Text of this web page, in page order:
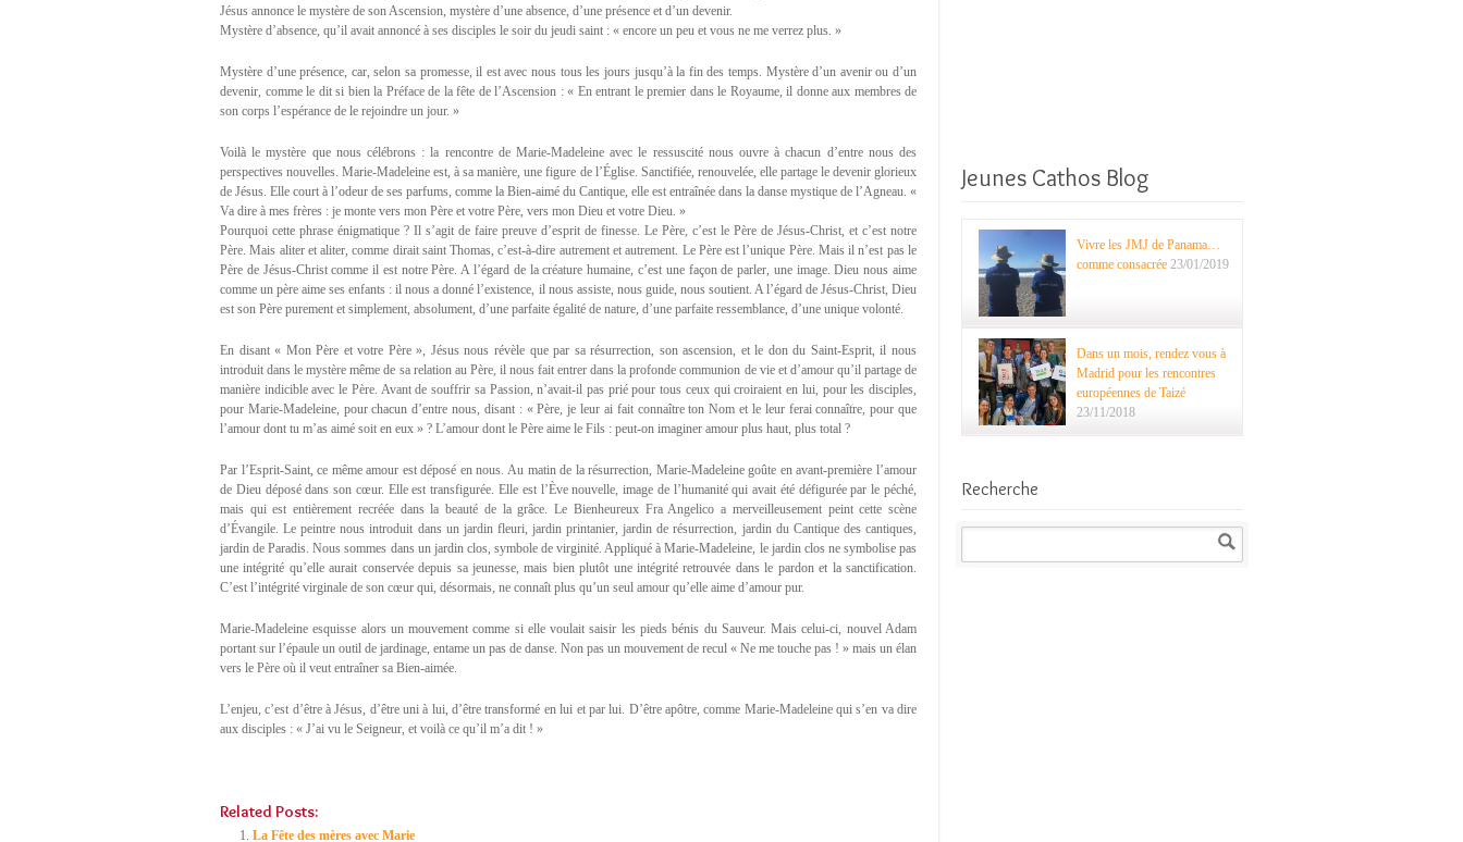
Jésus annonce le mystère de son Ascension, mystère d’une absence, d’une présence et d’un devenir.
Mystère d’absence, qu’il avait annoncé à ses disciples le soir du jeudi saint : « encore un peu et vous ne me verrez plus. »
Mystère d’une présence, car, selon sa promesse, il est avec nous tous les jours jusqu’à la fin des temps. Mystère d’un avenir ou d’un
devenir, comme le dit si bien la Préface de la fête de l’Ascension : « En entrant le premier dans le Royaume, il donne aux membres de
son corps l’espérance de le rejoindre un jour. »
Voilà le mystère que nous célébrons : la rencontre de Marie-Madeleine avec le ressuscité nous ouvre à chacun d’entre nous des
perspectives nouvelles. Marie-Madeleine est, à sa manière, une figure de l’Église. Sanctifiée, renouvelée, elle partage le devenir glorieux
de Jésus. Elle court à l’odeur de ses parfums, comme la Bien-aimé du Cantique, elle est entraînée dans la danse mystique de l’Agneau. «
Va dire à mes frères : je monte vers mon Père et votre Père, vers mon Dieu et votre Dieu. »
Pourquoi cette phrase énigmatique ? Il s’agit de faire preuve d’esprit de finesse. Le Père, c’est le Père de Jésus-Christ, et c’est notre
Père. Mais aliter et aliter, comme dirait saint Thomas, c’est-à-dire autrement et autrement. Le Père est l’unique Père. Mais il n’est pas le
Père de Jésus-Christ comme il est notre Père. A l’égard de la créature humaine, c’est une façon de parler, une image. Dieu nous aime
comme un père aime ses enfants : il nous a donné l’existence, il nous assiste, nous guide, nous soutient. A l’égard de Jésus-Christ, Dieu
est son Père purement et simplement, absolument, d’une parfaite égalité de nature, d’une parfaite ressemblance, d’une unique volonté.
En disant « Mon Père et votre Père », Jésus nous révèle que par sa résurrection, son ascension, et le don du Saint-Esprit, il nous
introduit dans le mystère même de sa relation au Père, il nous fait entrer dans la profonde communion de vie et d’amour qu’il partage de
manière indicible avec le Père. Avant de souffrir sa Passion, n’avait-il pas prié pour tous ceux qui croiraient en lui, pour les disciples,
pour Marie-Madeleine, pour chacun d’entre nous, disant : « Père, je leur ai fait connaître ton Nom et le leur ferai connaître, pour que
l’amour dont tu m’as aimé soit en eux » ? L’amour dont le Père aime le Fils : peut-on imaginer amour plus haut, plus total ?
Par l’Esprit-Saint, ce même amour est déposé en nous. Au matin de la résurrection, Marie-Madeleine goûte en avant-première l’amour
de Dieu déposé dans son cœur. Elle est transfigurée. Elle est l’Ève nouvelle, image de l’humanité qui avait été défigurée par le péché,
mais qui est entièrement recréée dans la beauté de la grâce. Le Bienheureux Fra Angelico a merveilleusement peint cette scène
d’Évangile. Le peintre nous introduit dans un jardin fleuri, jardin printanier, jardin de résurrection, jardin du Cantique des cantiques,
jardin de Paradis. Nous sommes dans un jardin clos, symbole de virginité. Appliqué à Marie-Madeleine, le jardin clos ne symbolise pas
une intégrité qu’elle aurait conservée depuis sa jeunesse, mais bien plutôt une intégrité retrouvée dans le pardon et la sanctification.
C’est l’intégrité virginale de son cœur qui, désormais, ne connaît plus qu’un seul amour qu’elle aime d’amour pur.
Marie-Madeleine esquisse alors un mouvement comme si elle voulait saisir les pieds bénis du Sauveur. Mais celui-ci, nouvel Adam
portant sur l’épaule un outil de jardinage, entame un pas de danse. Non pas un mouvement de recul « Ne me touche pas ! » mais un élan
vers le Père où il veut entraîner sa Bien-aimée.
L’enjeu, c’est d’être à Jésus, d’être uni à lui, d’être transformé en lui et par lui. D’être apôtre, comme Marie-Madeleine qui s’en va dire
aux disciples : « J’ai vu le Seigneur, et voilà ce qu’il m’a dit ! »
Related Posts:
La Fête des mères avec Marie
Jeunes Cathos Blog
Vivre les JMJ de Panama…
comme consacrée 23/01/2019
Dans un mois, rendez vous à
Madrid pour les rencontres
européennes de Taizé
23/11/2018
Recherche